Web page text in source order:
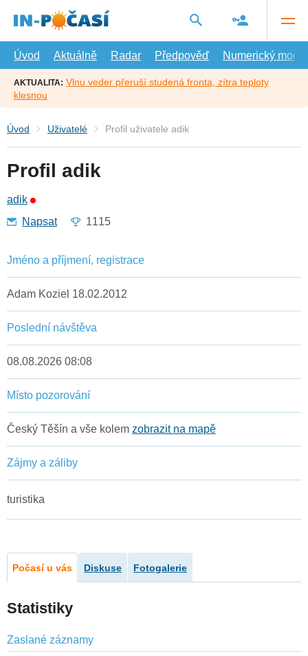
hlavní
Úvod
Aktuálně Radar Předpověď Numerický model
AKTUALITA: Vlnu veder přeruší studená fronta, zítra teploty
klesnou
Úvod Uživatelé Profil uživatele adik
Profil adik
adik
Napsat
1115
Jméno a příjmení, registrace
Adam Koziel 18.02.2012
Poslední návštěva
08.08.2026 08:08
Místo pozorování
Český Těšín a vše kolem zobrazit na mapě
Zájmy a záliby
turistika
Počasí u vás Diskuse Fotogalerie
Statistiky
Zaslané záznamy